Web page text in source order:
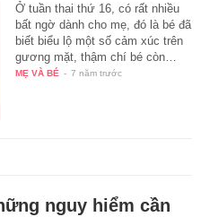
Ở tuần thai thứ 16, có rất nhiều
bất ngờ dành cho mẹ, đó là bé đã
biết biểu lộ một số cảm xúc trên
gương mặt, thậm chí bé còn…
MẸ VÀ BÉ - 7 năm trước
nguy hiểm cần